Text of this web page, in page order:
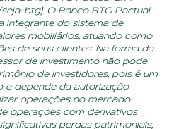
btg). O Banco BTG Pactual
integrante do sistema de
mobiliários, atuando como
de seus clientes. Na forma da
de investimento não pode
de investidores, pois é um
e depende da autorização
operações no mercado
operações com derivativos
perdas patrimoniais,